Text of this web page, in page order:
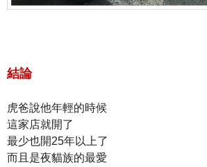
結論
虎爸說他年輕的時候
這家店就開了
最少也開25年以上了
而且是夜貓族的最愛